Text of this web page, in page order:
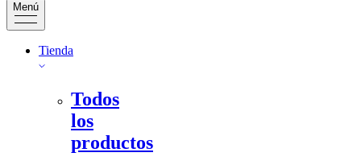
Menú
Tienda
Todos
los
productos